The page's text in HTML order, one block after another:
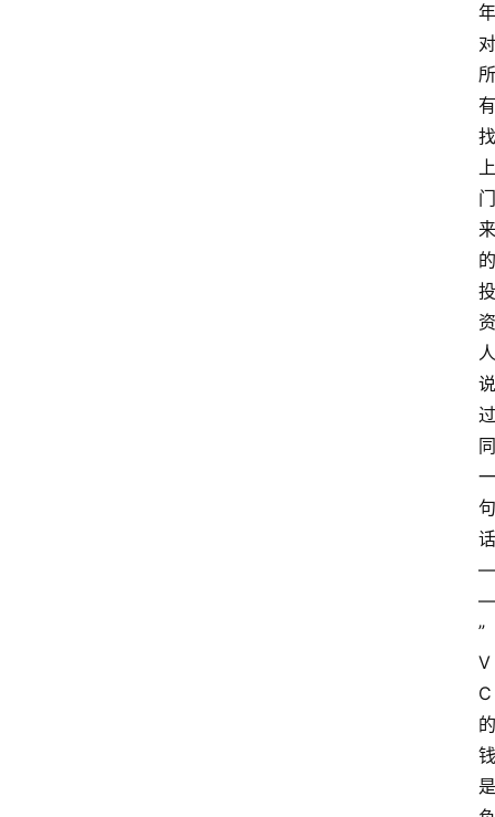
年
对
所
有
找
上
门
来
的
投
资
人
说
过
同
一
句
话
—
—
”
V
C
的
钱
是